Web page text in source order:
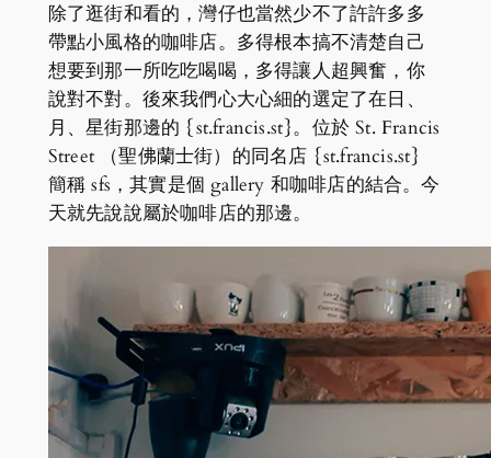
除了逛街和看的，灣仔也當然少不了許許多多
帶點小風格的咖啡店。多得根本搞不清楚自己
想要到那一所吃吃喝喝，多得讓人超興奮，你
說對不對。後來我們心大心細的選定了在日、
月、星街那邊的 {st.francis.st}。位於 St. Francis
Street （聖佛蘭士街）的同名店 {st.francis.st}
簡稱 sfs，其實是個 gallery 和咖啡店的結合。今
天就先說說屬於咖啡店的那邊。